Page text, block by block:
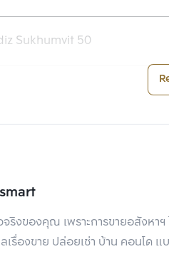
Sukhumvit 50
Sukhumvit-Onnut
Origin Onnut
ริงของคุณ เพราะการขายอสังหา
เรื่องขาย ปล่อยเช่า บ้าน คอนโด